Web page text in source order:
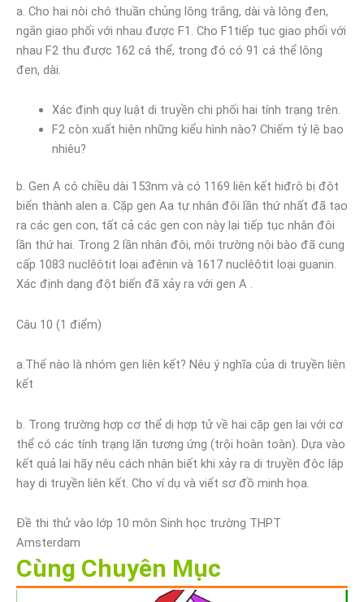
a. Cho hai nòi chó thuần chủng lông trắng, dài và lông đen,
ngắn giao phối với nhau được F1. Cho F1tiếp tục giao phối với
nhau F2 thu được 162 cá thể, trong đó có 91 cá thể lông
đen, dài.
Xác định quy luật di truyền chi phối hai tính trạng trên.
F2 còn xuất hiện những kiểu hình nào? Chiếm tỷ lệ bao
nhiêu?
b. Gen A có chiều dài 153nm và có 1169 liên kết hiđrô bị đột
biến thành alen a. Cặp gen Aa tự nhân đôi lần thứ nhất đã tạo
ra các gen con, tất cả các gen con này lại tiếp tục nhân đôi
lần thứ hai. Trong 2 lần nhân đôi, môi trường nội bào đã cung
cấp 1083 nuclêôtit loại ađênin và 1617 nuclêôtit loại guanin.
Xác định dạng đột biến đã xảy ra với gen A .
Câu 10 (1 điểm)
a.Thế nào là nhóm gen liên kết? Nêu ý nghĩa của di truyền liên
kết
b. Trong trường hợp cơ thể dị hợp tử về hai cặp gen lai với cơ
thể có các tính trạng lặn tương ứng (trội hoàn toàn). Dựa vào
kết quả lai hãy nêu cách nhận biết khi xảy ra di truyền độc lập
hay di truyền liên kết. Cho ví dụ và viết sơ đồ minh họa.
Đề thi thử vào lớp 10 môn Sinh học trường THPT
Amsterdam
Cùng Chuyên Mục